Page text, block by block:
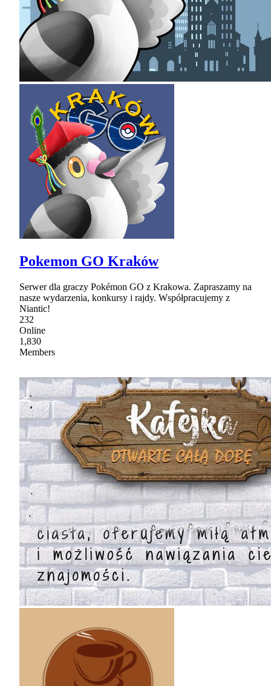
Pokemon GO Kraków
Serwer dla graczy Pokémon GO z Krakowa. Zapraszamy na
nasze wydarzenia, konkursy i rajdy. Współpracujemy z
Niantic!
232
Online
1,830
Members